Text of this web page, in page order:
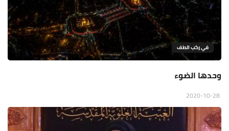
في ركب الطف
وحدها الضوء